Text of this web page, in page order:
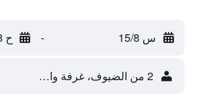
س 15/8 - ح 16/8
2 من الضيوف، غرفة واحدة